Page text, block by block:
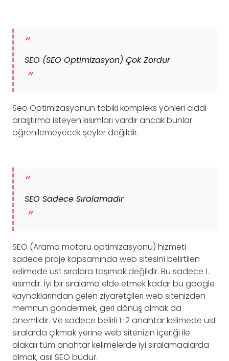
SEO (SEO Optimizasyon) Çok Zordur
Seo Optimizasyonun tabiki kompleks yönleri ciddi
araştırma isteyen kısımları vardır ancak bunlar
öğrenilemeyecek şeyler değildir.
SEO Sadece Sıralamadır
SEO (Arama motoru optimizasyonu) hizmeti
sadece proje kapsamında web sitesini belirtilen
kelimede üst sıralara taşımak değildir. Bu sadece 1.
kısımdır. İyi bir sıralama elde etmek kadar bu google
kaynaklarından gelen ziyaretçileri web sitenizden
memnun göndermek, geri dönüş almak da
önemlidir. Ve sadece belirli 1-2 anahtar kelimede üst
sıralarda çıkmak yerine web sitenizin içeriği ile
alakalı tüm anahtar kelimelerde iyi sıralamaalarda
olmak, asıl SEO budur.